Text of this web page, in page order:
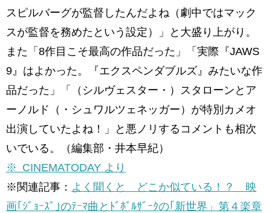
スピルバーグが監督したんだよね（劇中ではマック
スが監督を務めたという設定）」と大盛り上がり。
また「8作目こそ最高の作品だった」「実際『JAWS
9』はよかった。『エクスペンダブルズ』みたいな作
品だった」「（シルヴェスター・）スタローンとア
ーノルド（・シュワルツェネッガー）が特別カメオ
出演していたよね！」と悪ノリするコメントも相次
いでいる。（編集部・井本早紀）
※ CINEMATODAY より
※関連記事： よく聞くと どこか似ている！？ 映
画｢ｼﾞｮｰｽﾞ｣のﾃｰﾏ曲とﾄﾞﾎﾞﾙｻﾞｰｸの｢新世界」第４楽章